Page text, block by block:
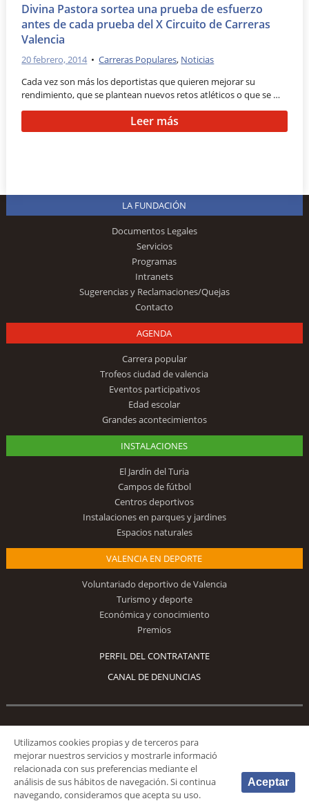
Divina Pastora sortea una prueba de esfuerzo
antes de cada prueba del X Circuito de Carreras
Valencia
20 febrero, 2014 •Carreras Populares, Noticias
Cada vez son más los deportistas que quieren mejorar su
rendimiento, que se plantean nuevos retos atléticos o que se …
Leer más
LA FUNDACIÓN
Documentos Legales
Servicios
Programas
Intranets
Sugerencias y Reclamaciones/Quejas
Contacto
AGENDA
Carrera popular
Trofeos ciudad de valencia
Eventos participativos
Edad escolar
Grandes acontecimientos
INSTALACIONES
El Jardín del Turia
Campos de fútbol
Centros deportivos
Instalaciones en parques y jardines
Espacios naturales
VALENCIA EN DEPORTE
Voluntariado deportivo de Valencia
Turismo y deporte
Económica y conocimiento
Premios
PERFIL DEL CONTRATANTE
CANAL DE DENUNCIAS
Utilizamos cookies propias y de terceros para
mejorar nuestros servicios y mostrarle informació
relacionada con sus preferencias mediante el
análisis de sus hábitos de navegación. Si continua
navegando, consideramos que acepta su uso.
Aceptar